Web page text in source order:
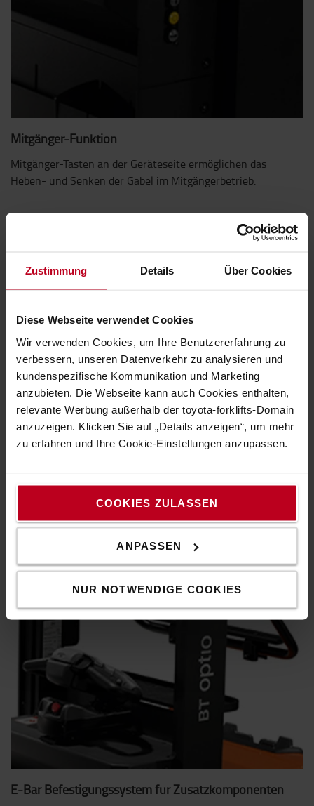
Zustimmung Details Über Cookies
Diese Webseite verwendet Cookies
Wir verwenden Cookies, um Ihre Benutzererfahrung zu
verbessern, unseren Datenverkehr zu analysieren und
kundenspezifische Kommunikation und Marketing
anzubieten. Die Webseite kann auch Cookies enthalten,
relevante Werbung außerhalb der toyota-forklifts-Domain
anzuzeigen. Klicken Sie auf „Details anzeigen“, um mehr
zu erfahren und Ihre Cookie-Einstellungen anzupassen.
COOKIES ZULASSEN
ANPASSEN
NUR NOTWENDIGE COOKIES
Mitgänger-Funktion
Mitgänger-Tasten an der Geräteseite ermöglichen das
Heben- und Senken der Gabel im Mitgängerbetrieb.
Stretchfolie und Werkzeug können griffbereit aufbewahrt
E-Bar Befestigungssystem für Zusatzkomponenten